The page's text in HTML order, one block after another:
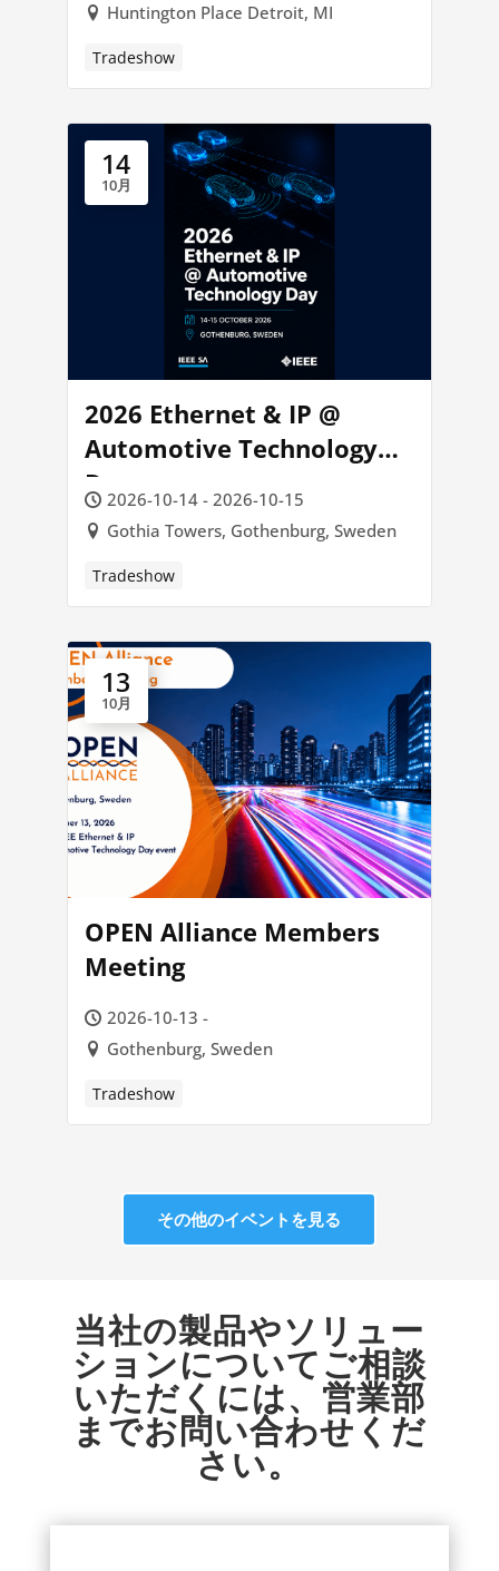
Huntington Place Detroit, MI
Tradeshow
14
10月
2026 Ethernet & IP @
Automotive Technology
Day2026-10-14 - 2026-10-15
Gothia Towers, Gothenburg, Sweden
Tradeshow
13
10月
OPEN Alliance Members
Meeting
2026-10-13 -
Gothenburg, Sweden
Tradeshow
その他のイベントを見る
当社の製品やソリュー
ションについてご相談
いただくには、営業部
までお問い合わせくだ
さい。